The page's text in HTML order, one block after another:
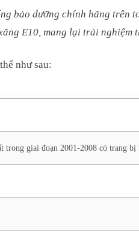
bảo dưỡng chính hãng trên
E10, mang lại trải nghiệm
như sau:
giai đoạn 2001-2008 có trang bị